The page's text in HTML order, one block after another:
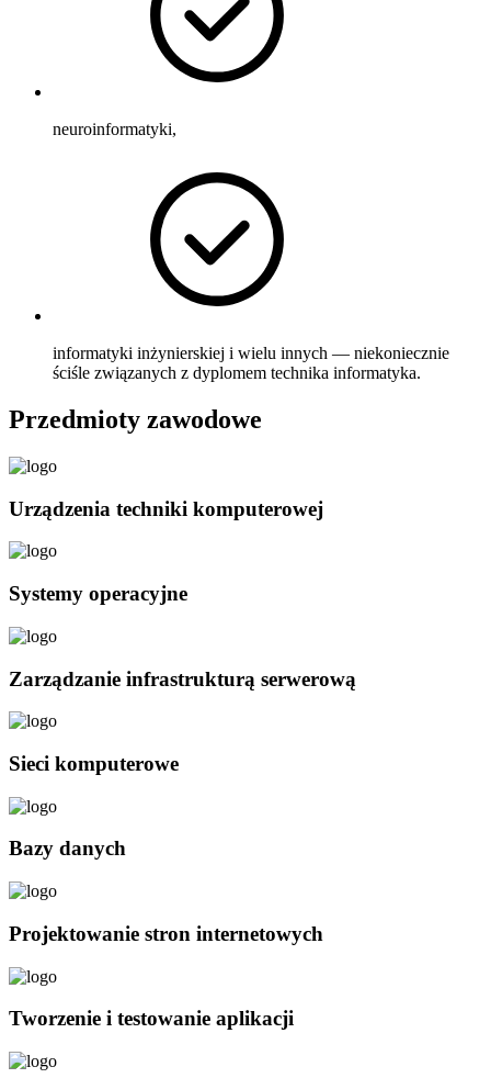
neuroinformatyki,
informatyki inżynierskiej i wielu innych — niekoniecznie
ściśle związanych z dyplomem technika informatyka.
Przedmioty zawodowe
Urządzenia techniki komputerowej
Systemy operacyjne
Zarządzanie infrastrukturą serwerową
Sieci komputerowe
Bazy danych
Projektowanie stron internetowych
Tworzenie i testowanie aplikacji